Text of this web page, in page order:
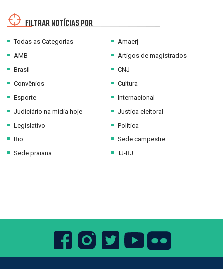
FILTRAR NOTÍCIAS POR
Todas as Categorias
AMB
Brasil
Convênios
Esporte
Judiciário na mídia hoje
Legislativo
Rio
Sede praiana
Amaerj
Artigos de magistrados
CNJ
Cultura
Internacional
Justiça eleitoral
Política
Sede campestre
TJ-RJ